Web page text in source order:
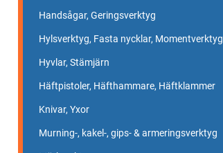
Handsågar, Geringsverktyg
Hylsverktyg, Fasta nycklar, Momentverktyg
Hyvlar, Stämjärn
Häftpistoler, Häfthammare, Häftklammer
Knivar, Yxor
Murning-, kakel-, gips- & armeringsverktyg